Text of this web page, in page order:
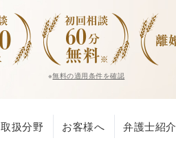
※無料の適用条件を確認
取扱分野 お客様へ 弁護士紹介